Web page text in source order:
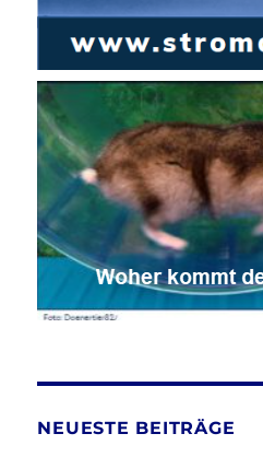
NEUESTE BEITRÄGE